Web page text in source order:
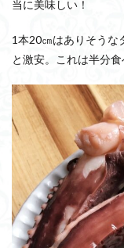
当に美味しい！
1本20㎝はありそうな
と激安。これは半分